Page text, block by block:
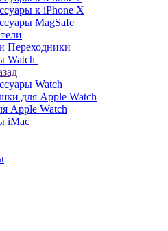
к iPhone X
MagSafe
Переходники
Watch
Watch
для Apple Watch
Apple Watch
iMac